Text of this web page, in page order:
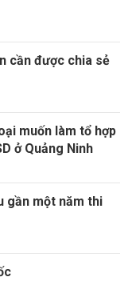
cần được chia sẻ
muốn làm tổ hợp
ở Quảng Ninh
gần một năm thi